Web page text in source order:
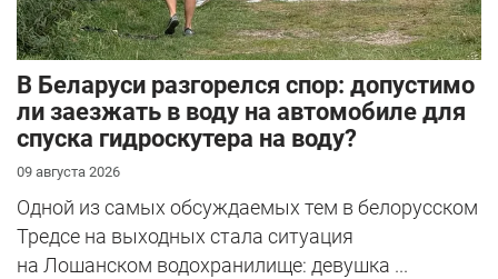
В Беларуси разгорелся спор: допустимо
ли заезжать в воду на автомобиле для
спуска гидроскутера на воду?
09 августа 2026
Одной из самых обсуждаемых тем в белорусском
Тредсе на выходных стала ситуация
на Лошанском водохранилище: девушка ...